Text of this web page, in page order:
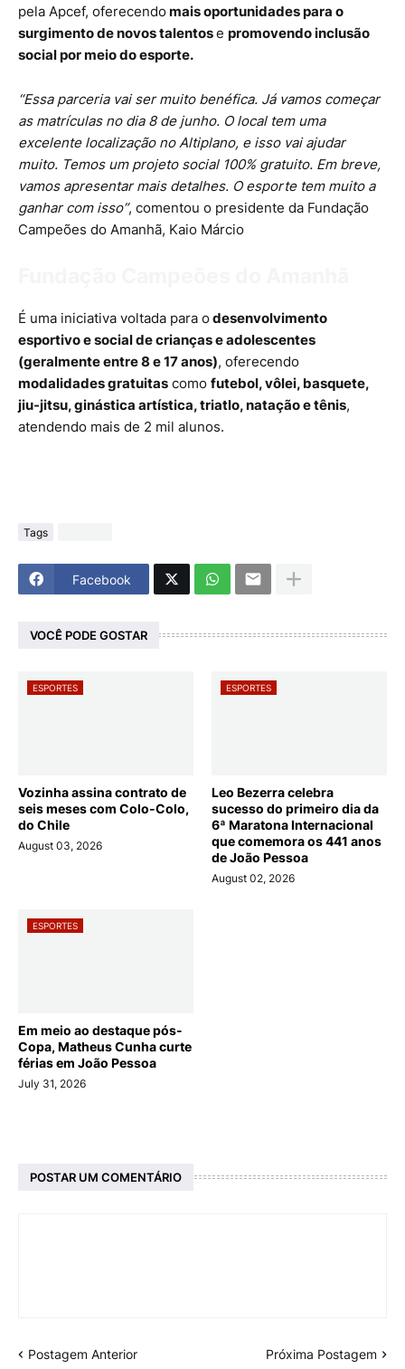
pela Apcef, oferecendo mais oportunidades para o
surgimento de novos talentose promovendo inclusão
social por meio do esporte.
“Essa parceria vai ser muito benéfica. Já vamos começar
as matrículas no dia 8 de junho. O local tem uma
excelente localização no Altiplano, e isso vai ajudar
muito. Temos um projeto social 100% gratuito. Em breve,
vamos apresentar mais detalhes. O esporte tem muito a
ganhar com isso”, comentou o presidente da Fundação
Campeões do Amanhã, Kaio Márcio
É uma iniciativa voltada para odesenvolvimento
esportivo e social de crianças e adolescentes
(geralmente entre 8 e 17 anos), oferecendo
modalidades gratuitas como futebol, vôlei, basquete,
jiu-jitsu, ginástica artística, triatlo, natação e tênis,
atendendo mais de 2 mil alunos.
Tags
Facebook
VOCÊ PODE GOSTAR
ESPORTES
Vozinha assina contrato de
seis meses com Colo-Colo,
do Chile
August 03, 2026
ESPORTES
Leo Bezerra celebra
sucesso do primeiro dia da
6ª Maratona Internacional
que comemora os 441 anos
de João Pessoa
August 02, 2026
ESPORTES
Em meio ao destaque pós-
Copa, Matheus Cunha curte
férias em João Pessoa
July 31, 2026
POSTAR UM COMENTÁRIO
Postagem Anterior Próxima Postagem